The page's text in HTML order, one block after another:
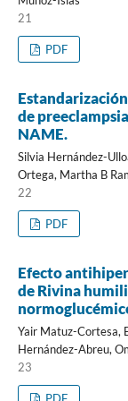
21
PDF
de
NAME.
Silvia Hernández-
Ortega, Martha B
22
PDF
Efecto
de Rivina
Yair Matuz-Cortesa,
Hernández-Abreu,
23